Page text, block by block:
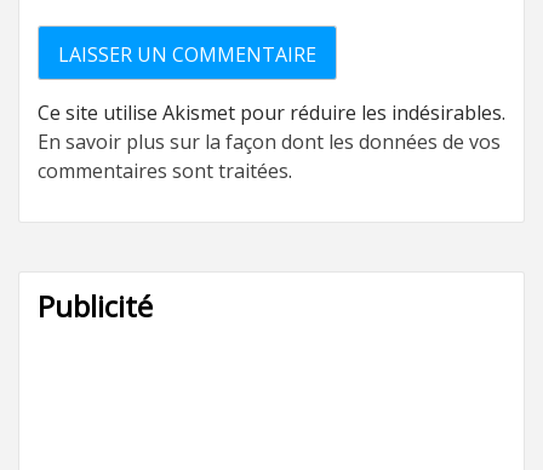
Ce site utilise Akismet pour réduire les indésirables.
En savoir plus sur la façon dont les données de vos
commentaires sont traitées.
Publicité